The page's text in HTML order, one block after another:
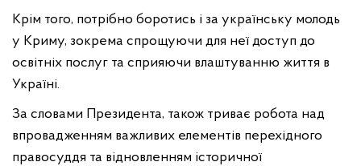
Крім того, потрібно боротись і за українську молодь
у Криму, зокрема спрощуючи для неї доступ до
освітніх послуг та сприяючи влаштуванню життя в
Україні.
За словами Президента, також триває робота над
впровадженням важливих елементів перехідного
правосуддя та відновленням історичної